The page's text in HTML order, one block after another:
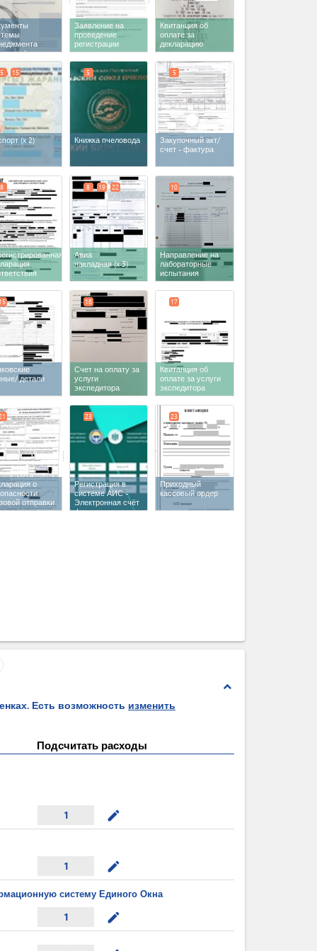
/
при
(x 2)
Заявление на
проведение
регистрации
декларации
соответствия
техническим
регламентам ТС
Квитанция об
оплате за
декларацию
соответствия
(x 2)
5 15
Книжка пчеловода
5
Закупочный акт/
счет - фактура
5
8
Авиа
накладная(x 3)
8 19 22
Направление на
лабораторные
испытания
10
детали
15
Счет на оплату за
услуги
экспедитора
16
Квитанция об
оплате за услуги
экспедитора
17
о
отправки
Регистрация в
системе АИС -
Электронная счёт
фактура
23
Приходный
кассовый ордер
23
expand_less
Есть возможность изменить
Подсчитать расходы
1 mode_edit
1 mode_edit
систему Единого Окна
1 mode_edit